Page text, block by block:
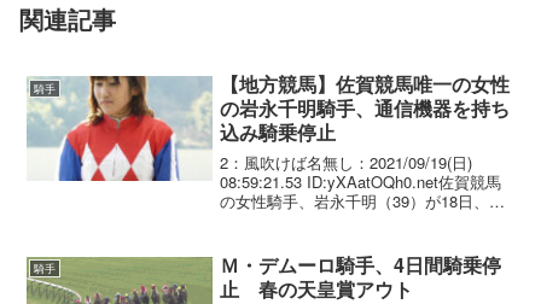
関連記事
騎手
【地方競馬】佐賀競馬唯一の女性
の岩永千明騎手、通信機器を持ち
込み騎乗停止
2：風吹けば名無し：2021/09/19(日)
08:59:21.53 ID:yXAatOQh0.net佐賀競馬
の女性騎手、岩永千明（39）が18日、騎
込みが判明した...
騎手
Ｍ・デムーロ騎手、4日間騎乗停
止 春の天皇賞アウト